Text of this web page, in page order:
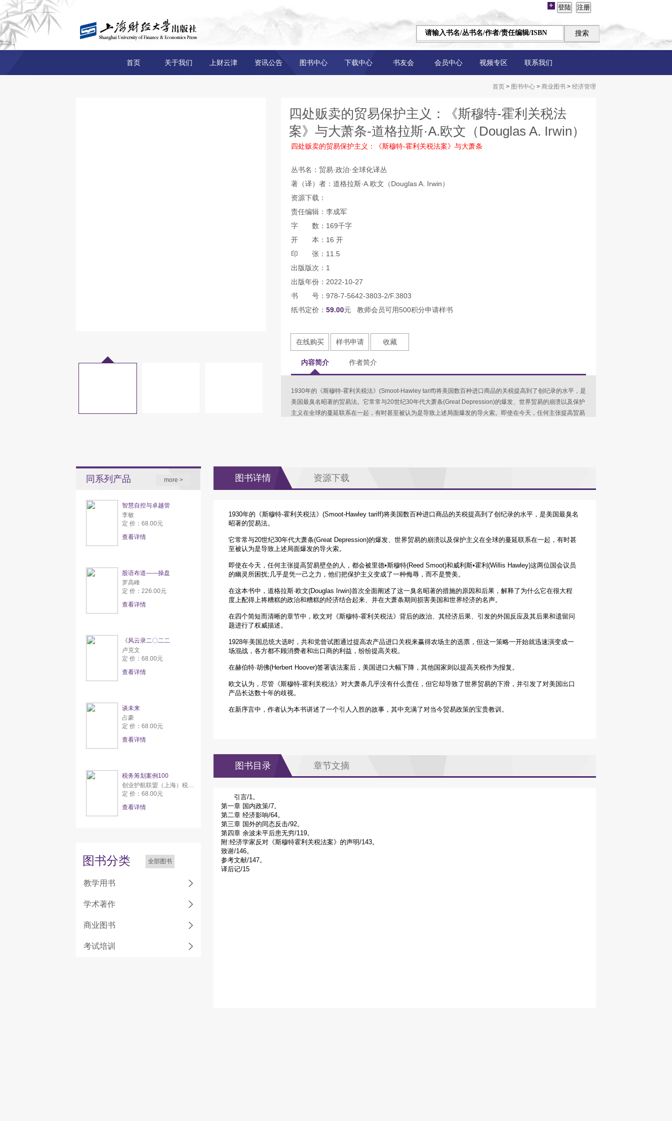
首页 关于我们 上财云津 资讯公告 图书中心 下载中心 书友会 会员中心 视频专区 联系我们
首页 > 图书中心 > 商业图书 > 经济管理
四处贩卖的贸易保护主义：《斯穆特-霍利关税法
案》与大萧条-道格拉斯·A.欧文（Douglas A. Irwin）
四处贩卖的贸易保护主义：《斯穆特-霍利关税法案》与大萧条
丛书名：贸易·政治·全球化译丛
著（译）者：道格拉斯·A.欧文（Douglas A. Irwin）
资源下载：
责任编辑：李成军
字 数：169千字
开 本：16 开
印 张：11.5
出版版次：1
出版年份：2022-10-27
书 号：978-7-5642-3803-2/F.3803
纸书定价： 59.00元 教师会员可用500积分申请样书
在线购买 样书申请 收藏
内容简介 作者简介
1930年的《斯穆特-霍利关税法》(Smoot-Hawley tariff)将美国数百种进口商品的关税提高到了创纪录的水平，是
美国最臭名昭著的贸易法。它常常与20世纪30年代大萧条(Great Depression)的爆发、世界贸易的崩溃以及保护
主义在全球的蔓延联系在一起，有时甚至被认为是导致上述局面爆发的导火索。即使在今天，任何主张提高贸易
同系列产品 more >
智慧自控与卓越管
李敏
定 价：68.00元
查看详情
股语布道——操盘
罗高峰
定 价：226.00元
查看详情
《风云录二〇二二
卢克文
定 价：68.00元
查看详情
谈未来
占豪
定 价：68.00元
查看详情
税务筹划案例100
创业护航联盟（上海）税务师事务所有限公司
定 价：68.00元
查看详情
图书分类 全部图书
教学用书
学术著作
商业图书
考试培训
图书详情 资源下载
1930年的《斯穆特-霍利关税法》(Smoot-Hawley tariff)将美国数百种进口商品的关税提高到了创纪录的水平，是美国最臭名
昭著的贸易法。
它常常与20世纪30年代大萧条(Great Depression)的爆发、世界贸易的崩溃以及保护主义在全球的蔓延联系在一起，有时甚
至被认为是导致上述局面爆发的导火索。
即使在今天，任何主张提高贸易壁垒的人，都会被里德•斯穆特(Reed Smoot)和威利斯•霍利(Willis Hawley)这两位国会议员
的幽灵所困扰;几乎是凭一己之力，他们把保护主义变成了一种侮辱，而不是赞美。
在这本书中，道格拉斯·欧文(Douglas Irwin)首次全面阐述了这一臭名昭著的措施的原因和后果，解释了为什么它在很大程
度上配得上将糟糕的政治和糟糕的经济结合起来、并在大萧条期间损害美国和世界经济的名声。
在四个简短而清晰的章节中，欧文对《斯穆特-霍利关税法》背后的政治、其经济后果、引发的外国反应及其后果和遗留问
题进行了权威描述。
1928年美国总统大选时，共和党曾试图通过提高农产品进口关税来赢得农场主的选票，但这一策略一开始就迅速演变成一
场混战，各方都不顾消费者和出口商的利益，纷纷提高关税。
在赫伯特·胡佛(Herbert Hoover)签署该法案后，美国进口大幅下降，其他国家则以提高关税作为报复。
欧文认为，尽管《斯穆特-霍利关税法》对大萧条几乎没有什么责任，但它却导致了世界贸易的下滑，并引发了对美国出口
产品长达数十年的歧视。
在新序言中，作者认为本书讲述了一个引人入胜的故事，其中充满了对当今贸易政策的宝贵教训。
图书目录 章节文摘
引言/1。
第一章 国内政策/7。
第二章 经济影响/64。
第三章 国外的同态反击/92。
第四章 余波未平后患无穷/119。
附:经济学家反对《斯穆特霍利关税法案》的声明/143。
致谢/146。
参考文献/147。
译后记/15